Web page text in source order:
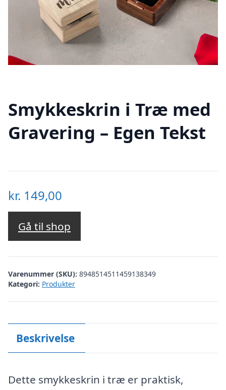
Smykkeskrin i Træ med
Gravering – Egen Tekst
kr. 149,00
Gå til shop
Varenummer (SKU): 8948514511459138349
Kategori: Produkter
Beskrivelse
Dette smykkeskrin i træ er praktisk,